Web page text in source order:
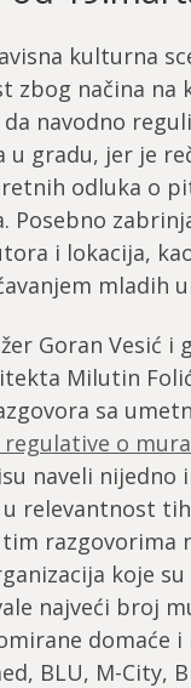
kulturna
zbog načina na
navodno
u gradu, jer je
odluka o
Posebno
i lokacija,
mladih
Goran Vesić i
Milutin
sa
regulative o
naveli nijedno
relevantnost
tim razgovorima
koje
najveći broj
domaće
BLU, M-City,